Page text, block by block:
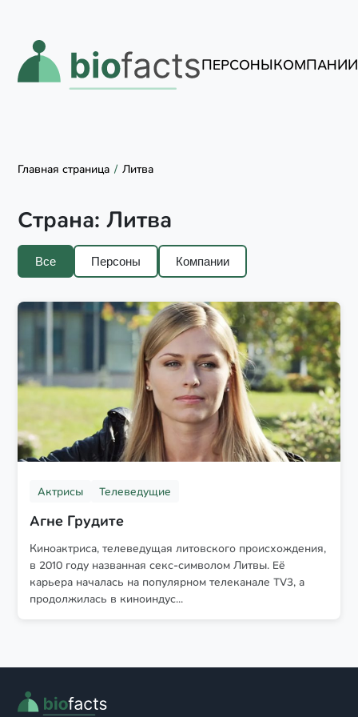
ПЕРСОНЫКОМПАНИИ
Главная страница Литва
Страна:Литва
Все Персоны Компании
Актрисы Телеведущие
Агне Грудите
Киноактриса, телеведущая литовского происхождения,
в 2010 году названная секс-символом Литвы. Её
карьера началась на популярном телеканале TV3, а
продолжилась в киноиндус...